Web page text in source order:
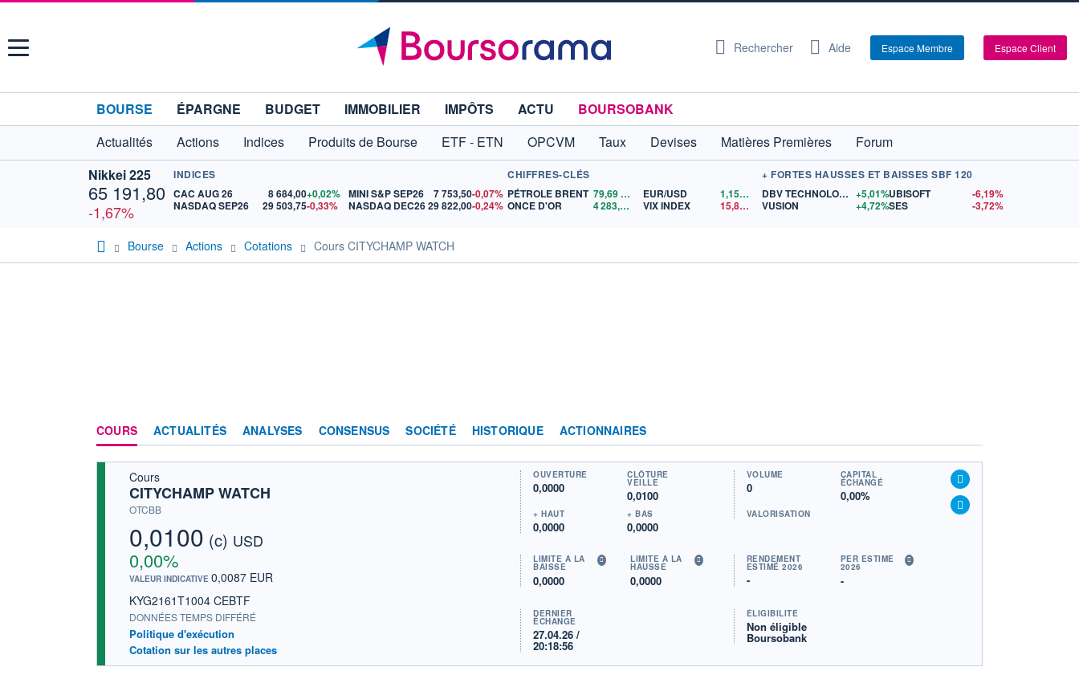
Menu Rechercher Aide Espace Membre Espace Client
BOURSE ÉPARGNE BUDGET IMMOBILIER IMPÔTS ACTU
BOURSOBANK
Actualités
Actions Indices Produits de Bourse ETF - ETN OPCVM Taux Devises Matières Premières
Forum
Nikkei 225
65 191,80
-1,67%
INDICES
CAC AUG 26
8 684,00+0,02%
NASDAQ SEP26
29 503,75-0,33%
MINI S&P SEP26 7 753,50-0,07%
NASDAQ DEC2629 822,00-0,24%
CHIFFRES-CLÉS
PÉTROLE BRENT 79,69
ONCE D'OR
4 283,02 $US
EUR/USD 1,1558
$US
VIX INDEX
15,81$US
+ FORTES HAUSSES ET BAISSES SBF 120
DBV TECHNOLOGIES +5,01%
VUSION
+4,72%
UBISOFT
-6,19%
SES
-3,72%
Bourse Actions Cotations Cours CITYCHAMP WATCH
COURS ACTUALITÉS ANALYSES CONSENSUS SOCIÉTÉ HISTORIQUE ACTIONNAIRES
Cours
CITYCHAMP WATCH
OTCBB
0,0100 (c) USD
0,00%
VALEUR INDICATIVE 0,0087 EUR
KYG2161T1004 CEBTF
DONNÉES TEMPS DIFFÉRÉ
Politique d'exécution
Cotation sur les autres places
OUVERTURE
0,0000
CLÔTURE
VEILLE
0,0100
+ HAUT
0,0000
+ BAS
0,0000
VOLUME
0
CAPITAL
ÉCHANGÉ
0,00%
VALORISATION
LIMITE À LA
BAISSE
0,0000
LIMITE À LA
HAUSSE
0,0000
RENDEMENT
ESTIMÉ 2026
-
PER ESTIMÉ
2026
-
DERNIER
ÉCHANGE
27.04.26 /
20:18:56
ÉLIGIBILITÉ
Non éligible
Boursobank